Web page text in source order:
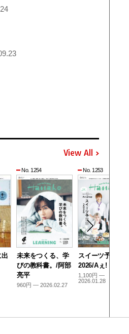
View All
No. 1254
未来をつくる、学
びの教科書。/阿部
亮平
960円 — 2026.02.27
No. 1253
スイーツ予想図
2026/Aぇ! grou …
1,100円 —
2026.01.28